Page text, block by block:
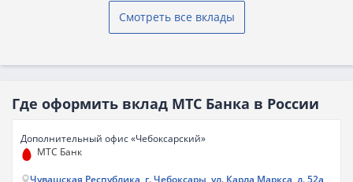
Смотреть все вклады
Где оформить вклад МТС Банка в России
Дополнительный офис «Чебоксарский»
МТС Банк
Чувашская Республика, г. Чебоксары, ул. Карла Маркса, д. 52а